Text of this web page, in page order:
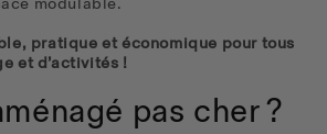
modulable.
pratique et économique pour tous
et d’activités !
pas cher ?